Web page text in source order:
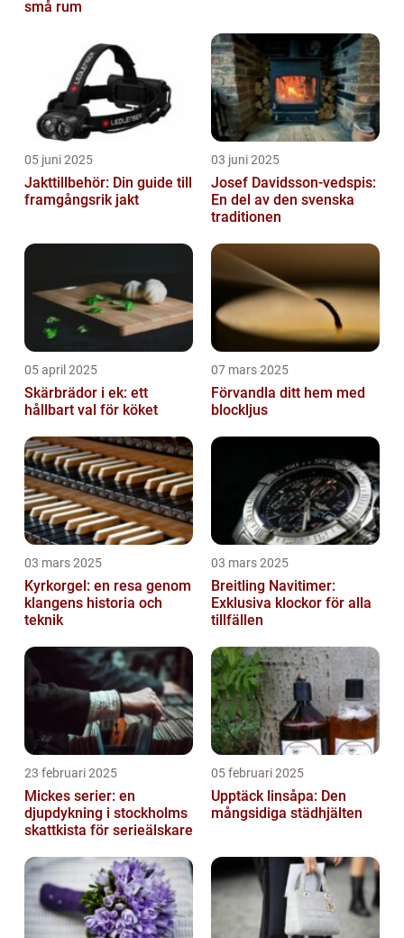
små rum
05 juni 2025
Jakttillbehör: Din guide till
framgångsrik jakt
03 juni 2025
Josef Davidsson-vedspis:
En del av den svenska
traditionen
05 april 2025
Skärbrädor i ek: ett
hållbart val för köket
07 mars 2025
Förvandla ditt hem med
blockljus
03 mars 2025
Kyrkorgel: en resa genom
klangens historia och
teknik
03 mars 2025
Breitling Navitimer:
Exklusiva klockor för alla
tillfällen
23 februari 2025
Mickes serier: en
djupdykning i stockholms
skattkista för serieälskare
05 februari 2025
Upptäck linsåpa: Den
mångsidiga städhjälten